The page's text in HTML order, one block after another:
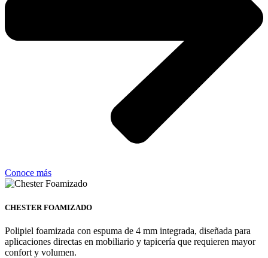
Conoce más
CHESTER FOAMIZADO
Polipiel foamizada con espuma de 4 mm integrada, diseñada para
aplicaciones directas en mobiliario y tapicería que requieren mayor
confort y volumen.